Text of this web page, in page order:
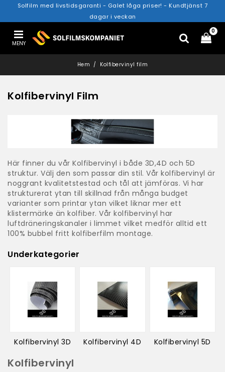
Solfilm med livstidsgaranti - Galet låga priser! - Kundtjänst 7
dagar i veckan
MENY
0
Hem Kolfibervinyl film
Kolfibervinyl Film
Här finner du vår Kolfibervinyl i både 3D,4D och 5D
struktur. Välj den som passar din stil. Vår kolfibervinyl är
noggrant kvalitetstestad och tål att jämföras. Vi har
strukturerat ytan till skillnad från många budget
varianter som printar ytan vilket liknar mer ett
klistermärke än kolfiber. Vår kolfibervinyl har
luftdräneringskanaler i limmet vilket medför alltid ett
100% bubbel fritt kolfiberfilm montage.
Underkategorier
Kolfibervinyl 3D Kolfibervinyl 4D Kolfibervinyl 5D
Kolfibervinyl